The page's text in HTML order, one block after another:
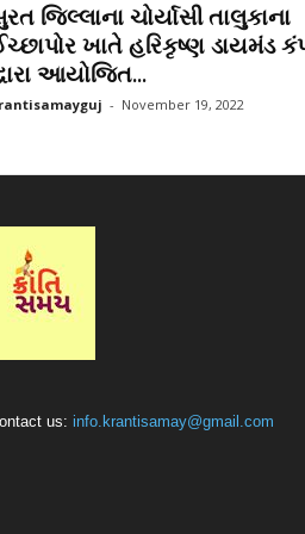
જિલ્લાના ચોર્યાસી તાલુકાના
ખાતે હરિકૃષ્ણ ડાયમંડ
આયોજિત...
- November 19, 2022
us: info.krantisamay@gmail.com